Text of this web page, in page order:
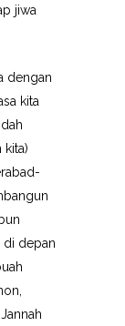
jiwa
dengan
kita
kita)
di depan